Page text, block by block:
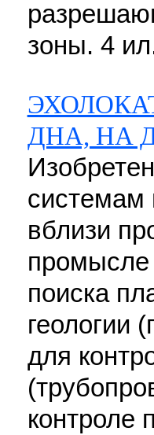
зоны. 4
ДНА, НА
системам
вблизи
промысле
поиска
геологии
для
контроле